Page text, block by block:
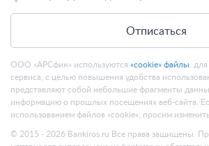
Отписаться
ООО «АРСфин» используются «cookie» файлы ,
сервиса, с целью повышения удобства
представляют собой небольшие фрагменты
информацию о прошлых посещениях веб-сайта.
использованием файлов «cookie», просим
© 2015 - 2026 Bankiros.ru Все права защищены.